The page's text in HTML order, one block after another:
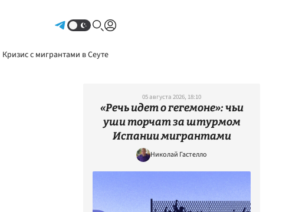
Кризис с мигрантами в Сеуте
05 августа 2026, 18:10
«Речь идет о гегемоне»: чьи
уши торчат за штурмом
Испании мигрантами
Николай Гастелло